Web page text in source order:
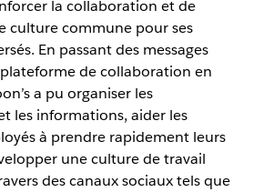
la collaboration et de
culture commune pour ses
En passant des messages
de collaboration en
a pu organiser les
les informations, aider les
à prendre rapidement leurs
une culture de travail
des canaux sociaux tels que